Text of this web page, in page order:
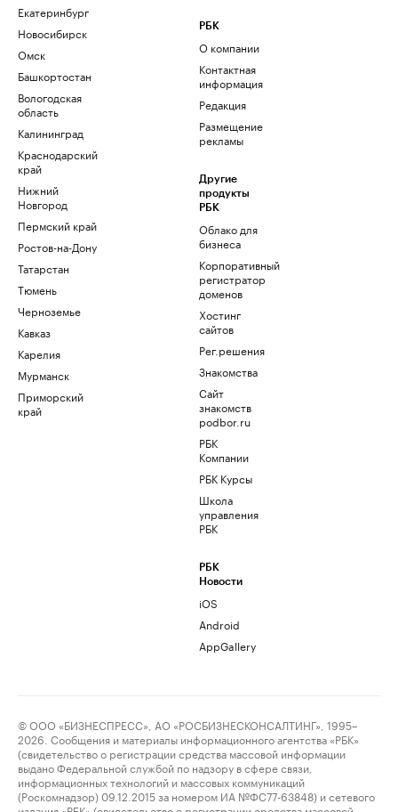
Екатеринбург
Новосибирск
Омск
Башкортостан
Вологодская
область
Калининград
Краснодарский
край
Нижний
Новгород
Пермский край
Ростов-на-Дону
Татарстан
Тюмень
Черноземье
Кавказ
Карелия
Мурманск
Приморский
край
РБК
О компании
Контактная
информация
Редакция
Размещение
рекламы
Другие
продукты
РБК
Облако для
бизнеса
Корпоративный
регистратор
доменов
Хостинг
сайтов
Рег.решения
Знакомства
Сайт
знакомств
podbor.ru
РБК
Компании
РБК Курсы
Школа
управления
РБК
РБК
Новости
iOS
Android
AppGallery
© ООО «БИЗНЕСПРЕСС», АО «РОСБИЗНЕСКОНСАЛТИНГ», 1995–
2026. Сообщения и материалы информационного агентства «РБК»
(свидетельство о регистрации средства массовой информации
выдано Федеральной службой по надзору в сфере связи,
информационных технологий и массовых коммуникаций
(Роскомнадзор) 09.12.2015 за номером ИА №ФС77-63848) и сетевого